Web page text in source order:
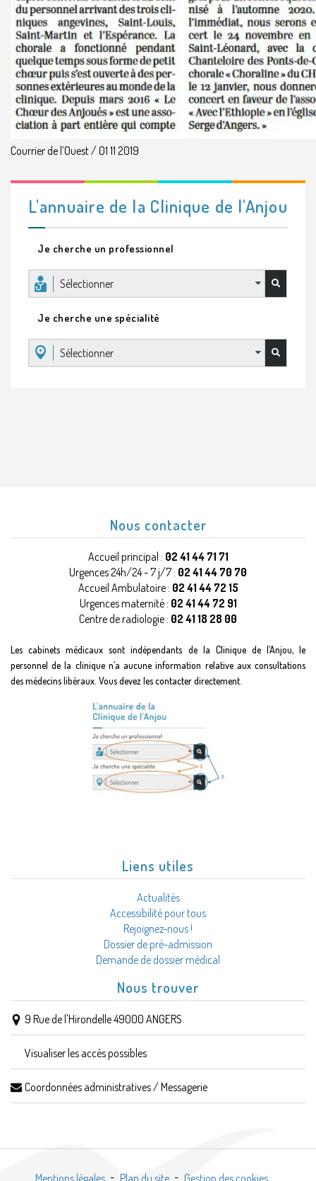
Courrier de l’Ouest / 01 11 2019
L'annuaire de la Clinique de l'Anjou
Je cherche un professionnel
Sélectionner
Je cherche une spécialité
Sélectionner
Nous contacter
Accueil principal : 02 41 44 71 71
Urgences 24h/24 - 7 j/7 : 02 41 44 70 70
Accueil Ambulatoire : 02 41 44 72 15
Urgences maternité : 02 41 44 72 91
Centre de radiologie : 02 41 18 28 00
Les cabinets médicaux sont indépendants de la Clinique de l’Anjou, le
personnel de la clinique n’a aucune information relative aux consultations
des médecins libéraux. Vous devez les contacter directement.
Liens utiles
Actualités
Accessibilité pour tous
Rejoignez-nous !
Dossier de pré-admission
Demande de dossier médical
Nous trouver
9 Rue de l'Hirondelle 49000 ANGERS
Visualiser les accès possibles
Coordonnées administratives / Messagerie
Mentions légales Plan du site Gestion des cookies